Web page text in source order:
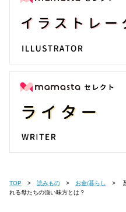
TOP 読みもの お金/暮らし
れる母たちの強い味方とは？